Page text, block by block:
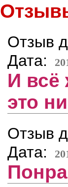
Отзыв
Дата:
И всё
это
Отзыв
Дата: